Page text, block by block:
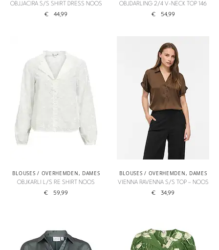
OBJJACIRA S/S SHIRT DRESS NOOS
€ 44,99
OBJDARLING 2/4 V-NECK TOP 146
€ 54,99
BLOUSES / OVERHEMDEN, DAMES
OBJKARLI L/S RE SHIRT NOOS
€ 59,99
BLOUSES / OVERHEMDEN, DAMES
VIENNA RAVENNA S/S TOP – NOOS
€ 34,99